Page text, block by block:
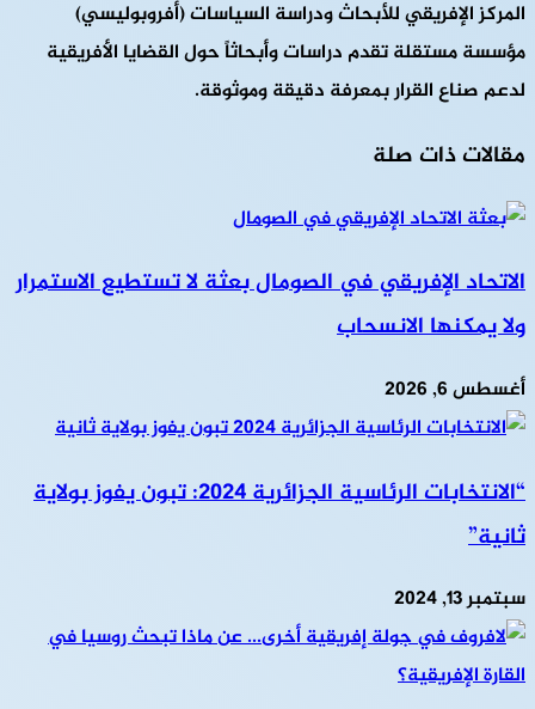
المركز الإفريقي للأبحاث ودراسة السياسات (أفروبوليسي)
مؤسسة مستقلة تقدم دراسات وأبحاثاً حول القضايا الأفريقية
لدعم صناع القرار بمعرفة دقيقة وموثوقة.
مقالات ذات صلة
الاتحاد الإفريقي في الصومال بعثة لا تستطيع الاستمرار
ولا يمكنها الانسحاب
أغسطس 6, 2026
“الانتخابات الرئاسية الجزائرية 2024: تبون يفوز بولاية
ثانية”
سبتمبر 13, 2024